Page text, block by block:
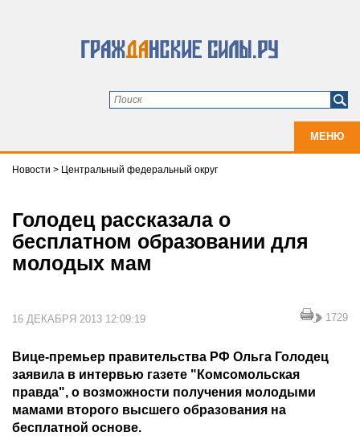
МЕНЮ
Новости > Центральный федеральный округ
Голодец рассказала о
бесплатном образовании для
молодых мам
16 ДЕКАБРЯ 2013 12:09:19 1729
Вице-премьер правительства РФ Ольга Голодец
заявила в интервью газете "Комсомольская
правда", о возможности получения молодыми
мамами второго высшего образования на
бесплатной основе.